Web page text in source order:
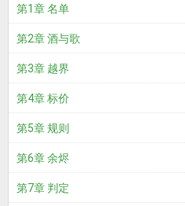
第1章 名单
第2章 酒与歌
第3章 越界
第4章 标价
第5章 规则
第6章 余烬
第7章 判定